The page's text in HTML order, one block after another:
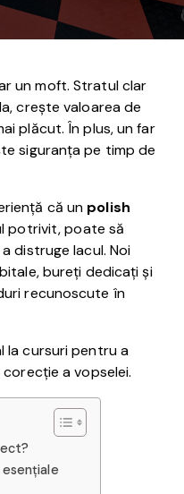
un moft. Stratul clar
crește valoarea de
plăcut. În plus, un far
siguranța pe timp de
că un polish
potrivit, poate să
distruge lacul. Noi
bureți dedicați și
recunoscute în
la cursuri pentru a
a vopselei.